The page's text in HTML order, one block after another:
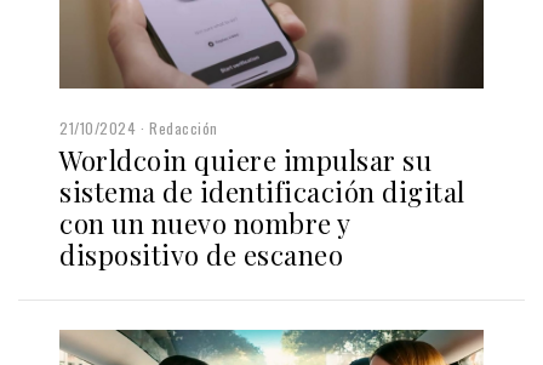
21/10/2024 Redacción
Worldcoin quiere impulsar su
sistema de identificación digital
con un nuevo nombre y
dispositivo de escaneo